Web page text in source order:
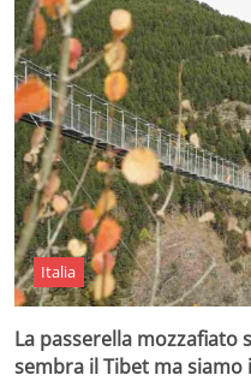
Italia
La passerella mozzafiato
sembra il Tibet ma